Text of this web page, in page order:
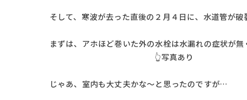
そして、寒波が去った直後の２月４日に、水道管が破
まずは、アホほど巻いた外の水栓は水漏れの症状が
👆写真あり
じゃあ、室内も大丈夫かな～と思ったのですが…